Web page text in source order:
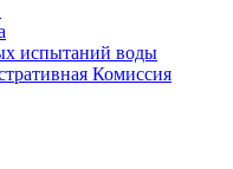
испытаний воды
Комиссия